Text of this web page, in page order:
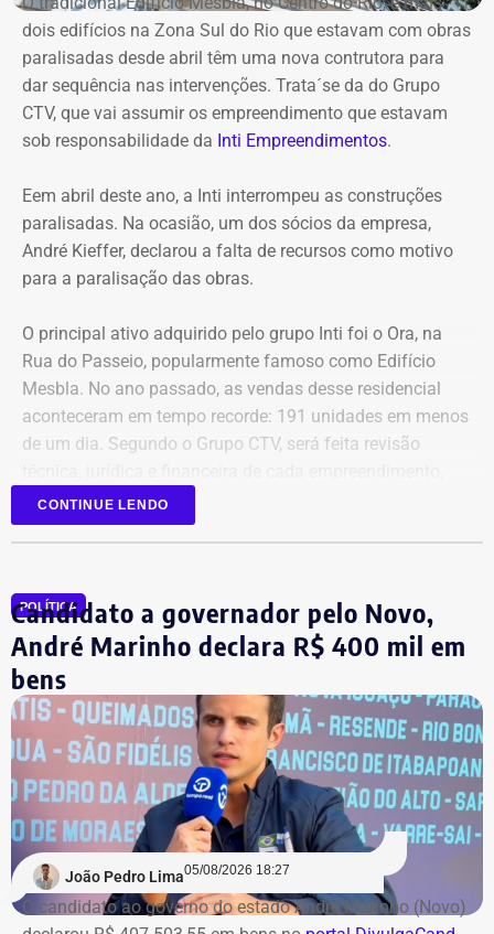
contratações com baixo nível de controle, aproveitando a
maior flexibilidade financeira conferida à natureza
jurídica da autarquia.
COM INFORMAÇÕES DO RJ2/TV GLOBO
dois edifícios na Zona Sul do Rio que estavam com obras
paralisadas desde abril têm uma nova contrutora para
dar sequência nas intervenções. Trata´se da do Grupo
CTV, que vai assumir os empreendimento que estavam
sob responsabilidade da Inti Empreendimentos.
Eem abril deste ano, a Inti interrompeu as construções
paralisadas. Na ocasião, um dos sócios da empresa,
André Kieffer, declarou a falta de recursos como motivo
para a paralisação das obras.
O principal ativo adquirido pelo grupo Inti foi o Ora, na
Rua do Passeio, popularmente famoso como Edifício
Mesbla. No ano passado, as vendas desse residencial
aconteceram em tempo recorde: 191 unidades em menos
de um dia. Segundo o Grupo CTV, será feita revisão
antes da retomada dos canteiros. Cronogramas de
entrega terão novas datas. Também haverá a definição
a Artesanal investimentos.
CONTINUE LENDO
POLÍTICA
Candidato a governador pelo Novo,
André Marinho declara R$ 400 mil em
bens
João Pedro Lima05/08/2026 18:27
O candidato ao governo do estado André Marinho (Novo)